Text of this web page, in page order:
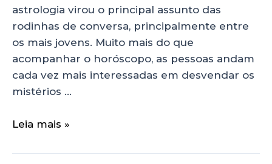
astrologia virou o principal assunto das
rodinhas de conversa, principalmente entre
os mais jovens. Muito mais do que
acompanhar o horóscopo, as pessoas andam
cada vez mais interessadas em desvendar os
mistérios …
Leia mais »